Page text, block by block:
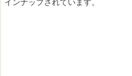
インナップされています。